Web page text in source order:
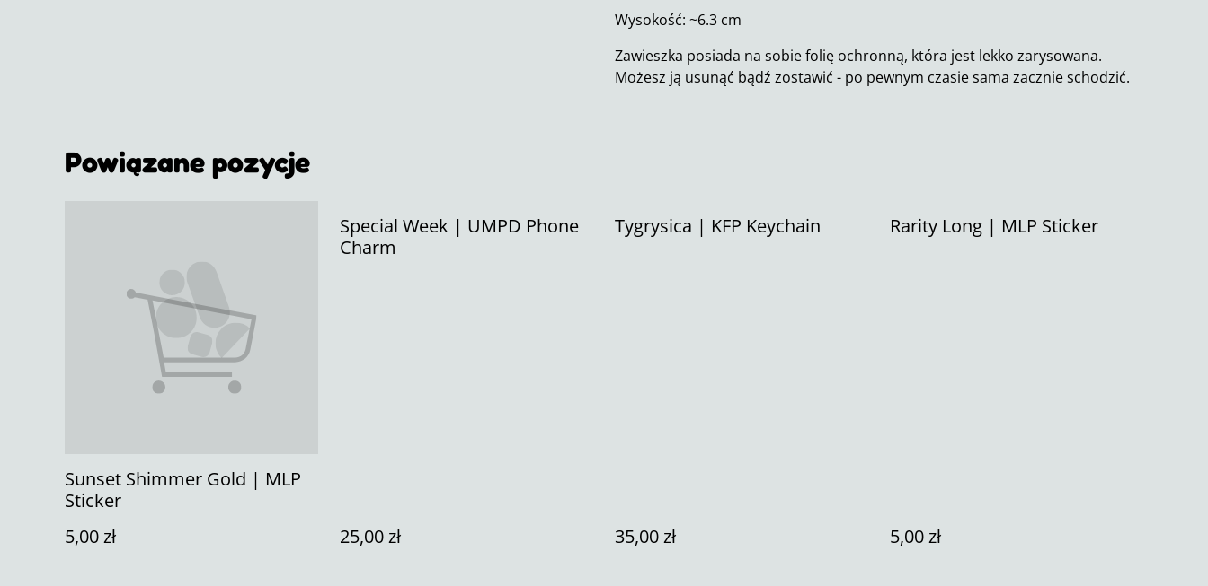
Wysokość: ~6.3 cm
Zawieszka posiada na sobie folię ochronną, która jest lekko zarysowana.
Możesz ją usunąć bądź zostawić - po pewnym czasie sama zacznie schodzić.
Powiązane pozycje
Sunset Shimmer Gold | MLP
Sticker
5,00 zł
Special Week | UMPD Phone
Charm
25,00 zł
Tygrysica | KFP Keychain
35,00 zł
Rarity Long | MLP Sticker
5,00 zł